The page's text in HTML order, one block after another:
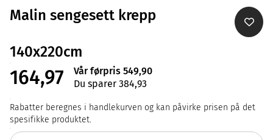
Malin sengesett krepp
140x220cm
164,97
Vår førpris 549,90
Du sparer 384,93
Rabatter beregnes i handlekurven og kan påvirke prisen på det
spesifikke produktet.